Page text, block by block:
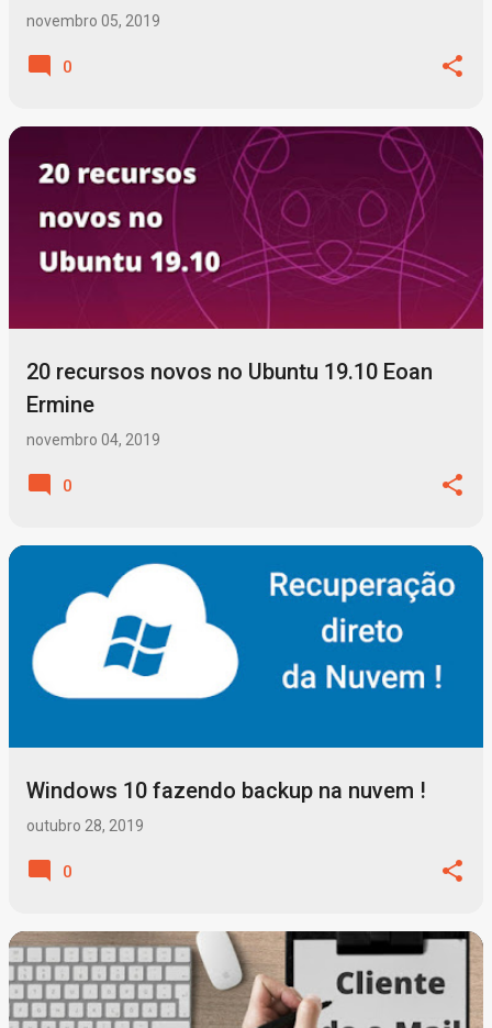
novembro 05, 2019
0
20 recursos novos no Ubuntu 19.10 Eoan
Ermine
novembro 04, 2019
0
Windows 10 fazendo backup na nuvem !
outubro 28, 2019
0